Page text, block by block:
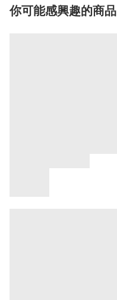
你可能感興趣的商品